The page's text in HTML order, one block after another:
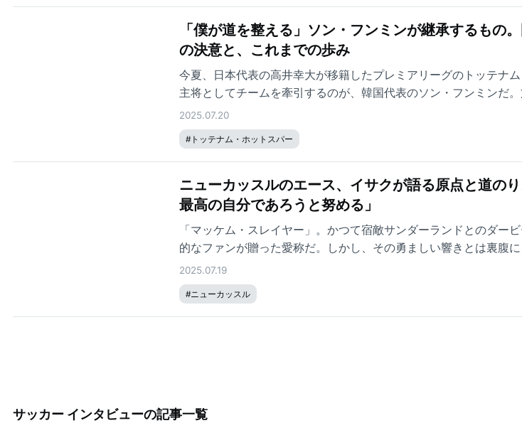
「僕が道を整える」ソン・フンミンが継承するもの
の決意と、これまでの歩み
今夏、日本代表の高井幸大が移籍したプレミアリーグのトッテナ
主将としてチームを牽引するのが、韓国代表のソン・フンミンだ
きたソンだが、すべてが順風満帆だったわけではない。移籍してき
と感じられない」時期を過ごしたという。栄光の裏にあった苦悩と
人の英雄パク・チソンが聞き手となり、ソン・フンミンの軌跡を紐
2025.07.20
#トッテナム・ホットスパー
ニューカッスルのエース、イサクが語る原点と道のり
最高の自分であろうと努める」
「マッケム・スレイヤー」。かつて宿敵サンダーランドとのダー
的なファンが贈った愛称だ。しかし、その勇ましい響きとは裏腹
人の素顔は驚くほど物静かで謙虚。ピッチを離れれば、家族や友人
一人の青年の姿がある。その冷静な瞳の奥には、どのような哲学が
2025.07.19
#ニューカッスル
サッカー インタビューの記事一覧